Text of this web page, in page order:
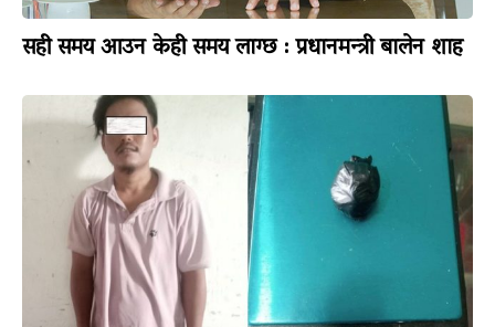
सही समय आउन केही समय लाग्छ : प्रधानमन्त्री बालेन शाह